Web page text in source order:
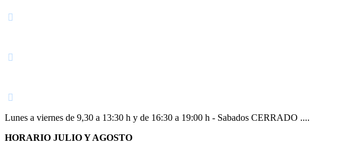
Lunes a viernes de 9,30 a 13:30 h y de 16:30 a 19:00 h - Sabados CERRADO ....
HORARIO JULIO Y AGOSTO